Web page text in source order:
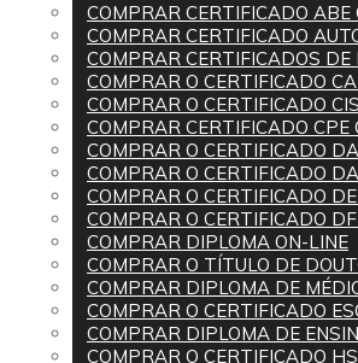
COMPRAR CERTIFICADO ABE
COMPRAR CERTIFICADO
COMPRAR CERTIFICADOS
COMPRAR O CERTIFICADO
COMPRAR O CERTIFICADO
COMPRAR CERTIFICADO CPE
COMPRAR O CERTIFICADO
COMPRAR O CERTIFICADO
COMPRAR O CERTIFICADO
COMPRAR O CERTIFICADO
COMPRAR DIPLOMA ON-LINE
COMPRAR O TÍTULO DE
COMPRAR DIPLOMA DE
COMPRAR O CERTIFICADO
COMPRAR DIPLOMA DE
COMPRAR O CERTIFICADO